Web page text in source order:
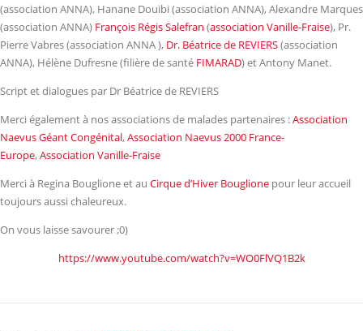
(association ANNA), Hanane Douibi (association ANNA), Alexandre Marques
(association ANNA) François Régis Salefran (association Vanille-Fraise), Pr.
Pierre Vabres (association ANNA), Dr. Béatrice de REVIERS(association
ANNA), Hélène Dufresne (filière de santé FIMARAD) et Antony Manet.
Script et dialogues par Dr Béatrice de REVIERS
Merci également à nos associations de malades partenaires :Association
Naevus Géant Congénital,Association Naevus 2000 France-
Europe,Association Vanille-Fraise
Merci à Regina Bouglione et au Cirque d’Hiver Bouglione pour leur accueil
toujours aussi chaleureux.
On vous laisse savourer ;0)
https://www.youtube.com/watch?v=WO0FlVQ1B2k